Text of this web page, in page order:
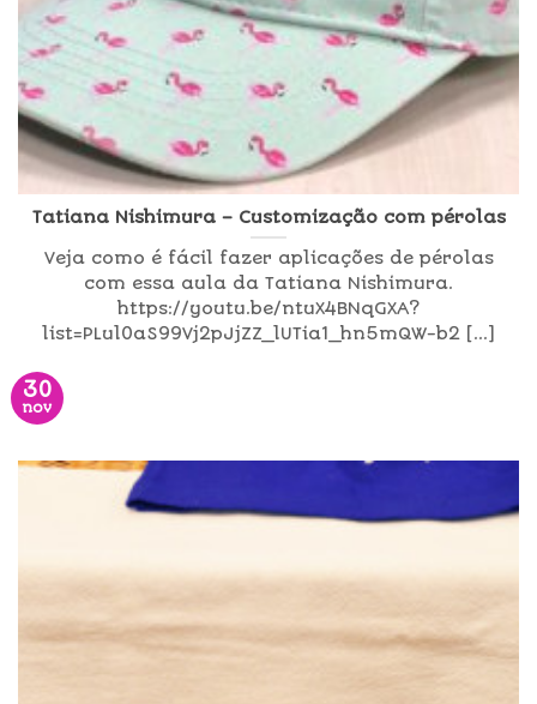
Tatiana Nishimura – Customização com pérolas
Veja como é fácil fazer aplicações de pérolas
com essa aula da Tatiana Nishimura.
https://youtu.be/ntuX4BNqGXA?
list=PLul0aS99Vj2pJjZZ_lUTia1_hn5mQW-b2 [...]
30
nov